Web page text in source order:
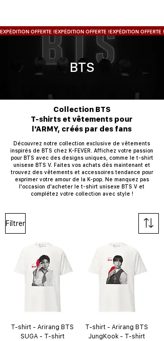
EXPÉDITION OFFERTE !
BTS
Collection BTS
T-shirts et vêtements pour
l'ARMY, créés par des fans
Découvrez notre collection exclusive de vêtements
inspirés de BTS chez K-FEVER. Affichez votre passion
pour BTS avec des designs uniques, comme le t-shirt
unisexe BTS V. Faites vos achats dès maintenant et
trouvez des vêtements et accessoires tendance pour
exprimer votre amour de la K-pop. Ne manquez pas
l'occasion d'acheter le t-shirt unisexe BTS V et
complétez votre collection avec style !
Filtrer
T-shirt - Arirang BTS
SUGA - T-shirt
T-shirt - Arirang BTS
JungKook - T-shirt